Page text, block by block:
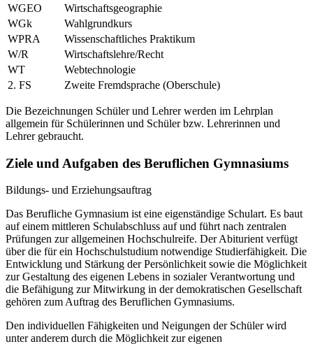
WGEO
Wirtschaftsgeographie
WGk
Wahlgrundkurs
WPRA
Wissenschaftliches Praktikum
W/R
Wirtschaftslehre/Recht
WT
Webtechnologie
2. FS
Zweite Fremdsprache (Oberschule)
Die Bezeichnungen Schüler und Lehrer werden im Lehrplan
allgemein für Schülerinnen und Schüler bzw. Lehrerinnen und
Lehrer gebraucht.
Ziele und Aufgaben des Beruflichen Gymnasiums
Bildungs- und Erziehungsauftrag
Das Berufliche Gymnasium ist eine eigenständige Schulart. Es baut
auf einem mittleren Schulabschluss auf und führt nach zentralen
Prüfungen zur allgemeinen Hochschulreife. Der Abiturient verfügt
über die für ein Hochschulstudium notwendige Studierfähigkeit. Die
Entwicklung und Stärkung der Persönlichkeit sowie die Möglichkeit
zur Gestaltung des eigenen Lebens in sozialer Verantwortung und
die Befähigung zur Mitwirkung in der demokratischen Gesellschaft
gehören zum Auftrag des Beruflichen Gymnasiums.
Den individuellen Fähigkeiten und Neigungen der Schüler wird
unter anderem durch die Möglichkeit zur eigenen